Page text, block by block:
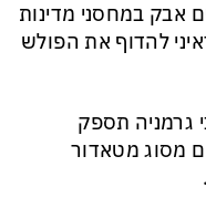
אבק במחסני מדינות
להדוף את הפולש
גרמניה תספק
טנקים מסוג מטאדור